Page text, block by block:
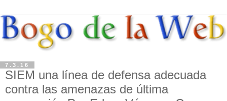
7.3.16
SIEM una línea de defensa adecuada
contra las amenazas de última